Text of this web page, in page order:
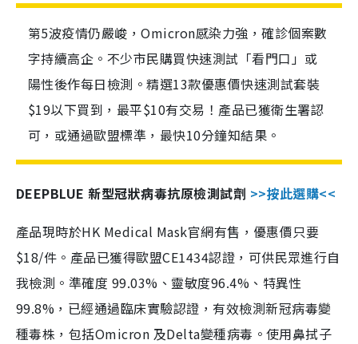
第5波疫情仍嚴峻，Omicron感染力強，確診個案數
字持續高企。不少市民購買快速測試「看門口」或
陽性後作每日檢測。精選13款優惠價快速測試套裝
$19以下買到，最平$10有交易！產品已獲衛生署認
可，或通過歐盟標準，最快10分鐘知結果。
DEEPBLUE 新型冠狀病毒抗原檢測試劑 >>按此選購<<
產品現時於HK Medical Mask官網有售，優惠價只要
$18/件。產品已獲得歐盟CE1434認證，可供民眾進行自
我檢測。準確度 99.03%、靈敏度96.4%、特異性
99.8%，已經通過臨床實驗認證，有效檢測新冠病毒變
種毒株，包括Omicron 及Delta變種病毒。使用鼻拭子